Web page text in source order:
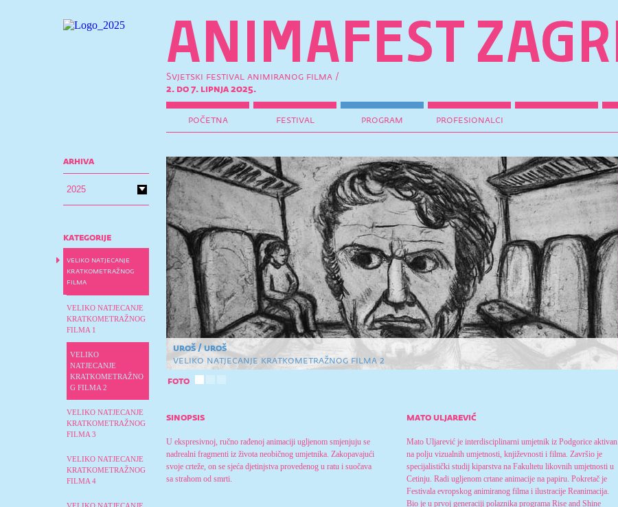
Svjetski festival animiranog filma /
2. do 7. lipnja 2025.
početna festival program profesionalci
arhiva
kategorije
veliko natjecanje
kratkometražnog
filma
VELIKO NATJECANJE
KRATKOMETRAŽNOG
FILMA 1
VELIKO
NATJECANJE
KRATKOMETRAŽNO
G FILMA 2
VELIKO NATJECANJE
KRATKOMETRAŽNOG
FILMA 3
VELIKO NATJECANJE
KRATKOMETRAŽNOG
FILMA 4
uroš / uroš
veliko natjecanje kratkometražnog filma 2
foto
sinopsis
U ekspresivnoj, ručno rađenoj animaciji ugljenom smjenjuju se
nadrealni fragmenti iz života neobičnog umjetnika. Zakopavajući
svoje crteže, on se sjeća djetinjstva provedenog u ratu i suočava
sa strahom od smrti.
mato uljarević
Mato Uljarević je interdisciplinarni umjetnik iz Podgorice aktivan
na polju vizualnih umjetnosti, književnosti i filma. Završio je
specijalistički studij kiparstva na Fakultetu likovnih umjetnosti u
Cetinju. Radi ugljenom crtane animacije na papiru. Pokretač je
Festivala evropskog animiranog filma i ilustracije Reanimacija.
Bio je u prvoj generaciji polaznika programa Rise and Shine